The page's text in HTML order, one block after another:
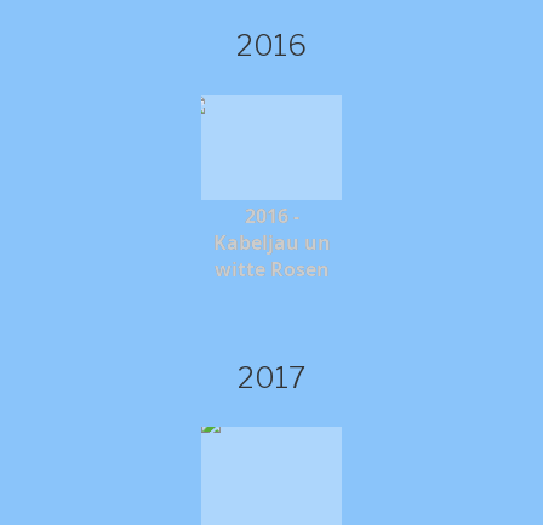
2016
2016 -
Kabeljau un
witte Rosen
2017